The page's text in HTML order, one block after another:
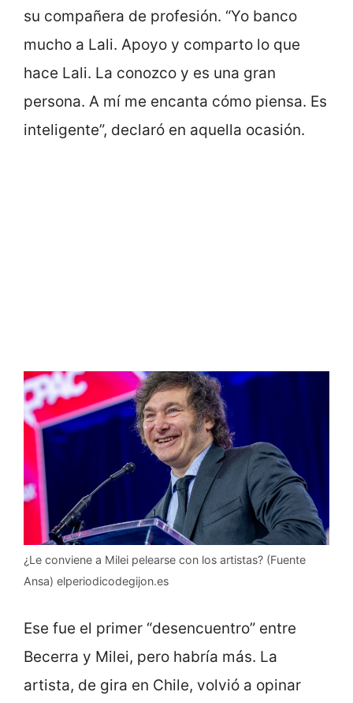
su compañera de profesión. “Yo banco
mucho a Lali. Apoyo y comparto lo que
hace Lali. La conozco y es una gran
persona. A mí me encanta cómo piensa. Es
inteligente”, declaró en aquella ocasión.
¿Le conviene a Milei pelearse con los artistas? (Fuente
Ansa) elperiodicodegijon.es
Ese fue el primer “desencuentro” entre
Becerra y Milei, pero habría más. La
artista, de gira en Chile, volvió a opinar